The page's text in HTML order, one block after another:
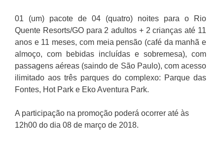
01 (um) pacote de 04 (quatro) noites para o Rio
Quente Resorts/GO para 2 adultos + 2 crianças até 11
anos e 11 meses, com meia pensão (café da manhã e
almoço, com bebidas incluídas e sobremesa), com
passagens aéreas (saindo de São Paulo), com acesso
ilimitado aos três parques do complexo: Parque das
Fontes, Hot Park e Eko Aventura Park.
A participação na promoção poderá ocorrer até às
12h00 do dia 08 de março de 2018.